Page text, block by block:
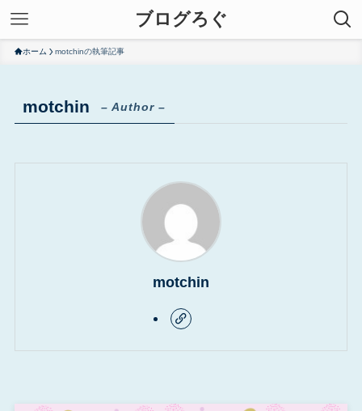
ブログろぐ
ホーム motchinの執筆記事
motchin – Author –
motchin